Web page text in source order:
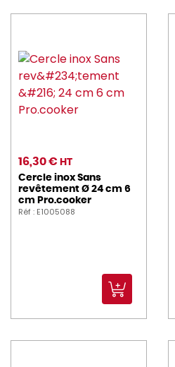
16,30 € HT
Cercle inox Sans
revêtement Ø 24 cm 6
cm Pro.cooker
Réf : E1005088